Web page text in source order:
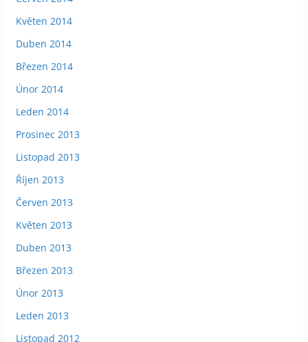
Květen 2014
Duben 2014
Březen 2014
Únor 2014
Leden 2014
Prosinec 2013
Listopad 2013
Říjen 2013
Červen 2013
Květen 2013
Duben 2013
Březen 2013
Únor 2013
Leden 2013
Listopad 2012